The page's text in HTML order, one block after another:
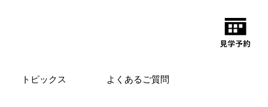
トピックス よくあるご質問